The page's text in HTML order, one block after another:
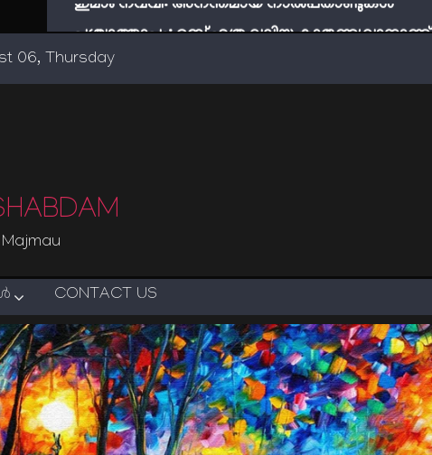
പശ്ചാത്താപം: റബ്ബ് എത്ര വലിയ കാരുണ്യവാനാണ്
ഇന്ന് നേടിയാൽ ഇരട്ടി നേടാം
“ട്രംപ് 2.0” അധികാരത്തിന്‍റെ നിഴലിലെ
06, Thursday
CONTACT US